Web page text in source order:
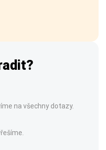
na všechny dotazy.